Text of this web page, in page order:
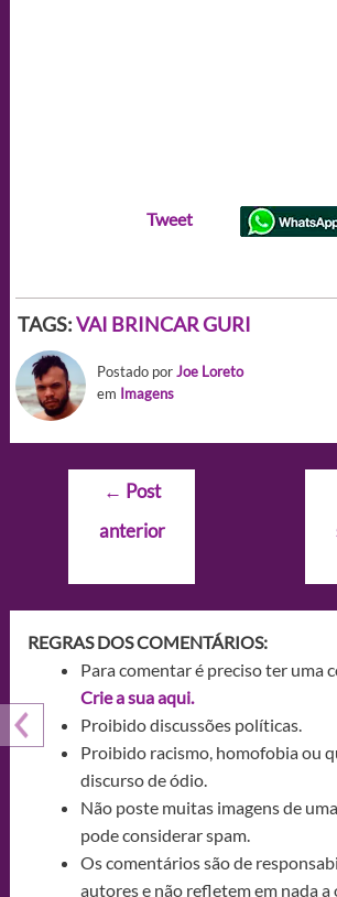
Tweet
TAGS:VAI BRINCAR GURI
Postado porJoe Loreto
em Imagens
Navegação
Post
← Post
anterior
REGRAS DOS COMENTÁRIOS:
Para comentar é preciso ter uma
Crie a sua aqui.
Proibido discussões políticas.
Proibido racismo, homofobia ou
discurso de ódio.
Não poste muitas imagens de
pode considerar spam.
Os comentários são de
autores e não refletem em nada a